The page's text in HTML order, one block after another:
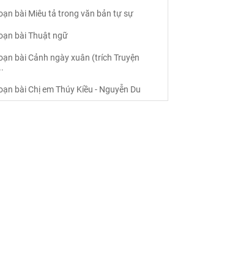
bài Miêu tả trong văn bản tự sự
bài Thuật ngữ
bài Cảnh ngày xuân (trích Truyện
bài Chị em Thúy Kiều - Nguyễn Du